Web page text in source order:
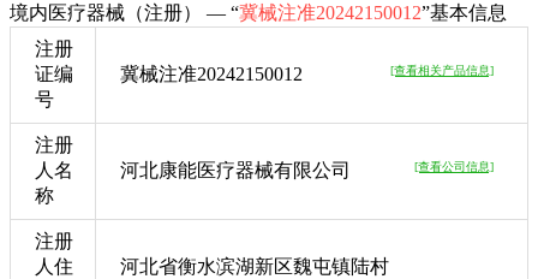
境内医疗器械（注册） — “冀械注准20242150012”基本信息
注册
证编
号
冀械注准20242150012 [查看相关产品信息]
注册
人名
称
河北康能医疗器械有限公司 [查看公司信息]
注册
人住
河北省衡水滨湖新区魏屯镇陆村